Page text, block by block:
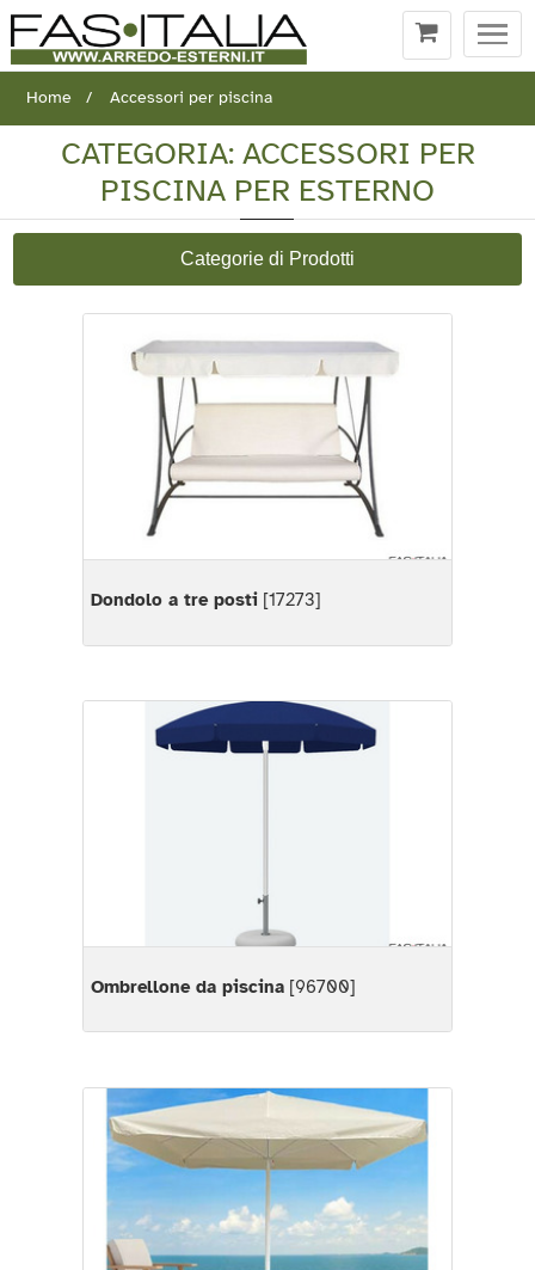
Home
Accessori per piscina
CATEGORIA: ACCESSORI PER
PISCINA PER ESTERNO
Categorie di Prodotti
Dondolo a tre posti [17273]
Ombrellone da piscina [96700]